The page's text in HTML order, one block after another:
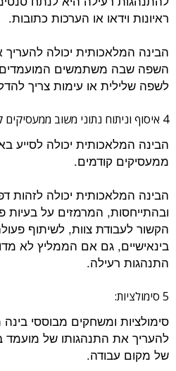
ראיונות וידאו או הערכות כתובות.
הבינה המלאכותית יכולה
השפה שבה משתמשים
לשפה שלילית או עימות צריך
4 איסוף וניתוח נתוני משוב ממעסיקים קודמים:
הבינה המלאכותית יכולה לסייע
ממעסיקים קודמים.
הבינה המלאכותית יכולה לזהות
ובהתייחסות, המרמזים על בעיות
הקשור לעבודת צוות, לשיתוף
בינאישיים, גם אם הממליץ לא
התנהגות רעילה.
5 סימולציות:
סימולציות ומשחקים מבוססי בינה
להעריך את התנהגותו של מועמד
של מקום עבודה.